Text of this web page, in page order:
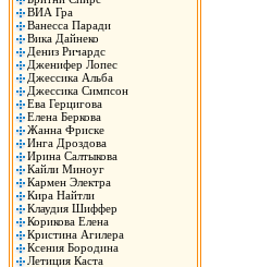
ВИА Гра
Ванесса Паради
Вика Дайнеко
Дениз Ричардс
Дженифер Лопес
Джессика Альба
Джессика Симпсон
Ева Герцигова
Елена Беркова
Жанна Фриске
Инга Дроздова
Ирина Салтыкова
Кайли Миноуг
Кармен Электра
Кира Найтли
Клаудия Шиффер
Корикова Елена
Кристина Агилера
Ксения Бородина
Летиция Каста